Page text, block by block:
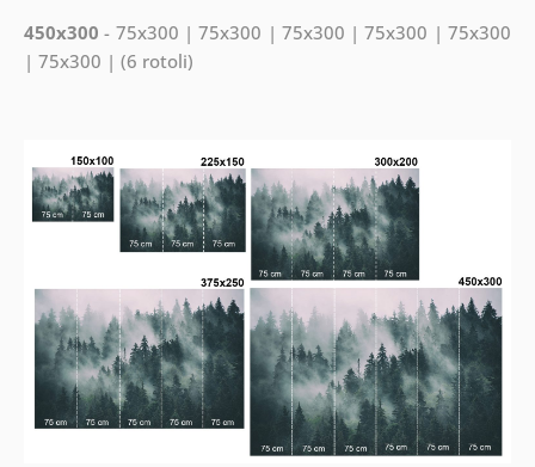
450x300 - 75x300 | 75x300 | 75x300 | 75x300 | 75x300
| 75x300 | (6 rotoli)